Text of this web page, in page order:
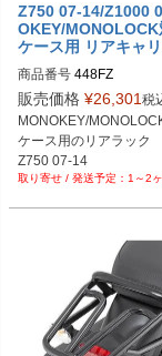
Z750 07-14/Z1000
OKEY/
ケース用 リアキャ
商品番号 448FZ
販売価格 ¥26,301 税
MONOKEY/
ケース用のリアラック
Z750 07-14
Z1000 07-09
1～2